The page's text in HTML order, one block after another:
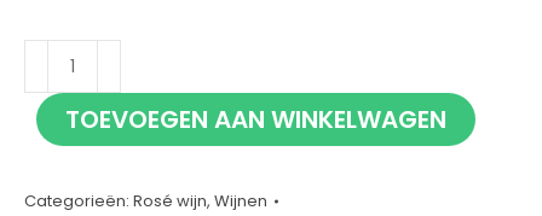
Loren
Pinot
Blush
TOEVOEGEN AAN WINKELWAGEN
Categorieën: Rosé wijn, Wijnen